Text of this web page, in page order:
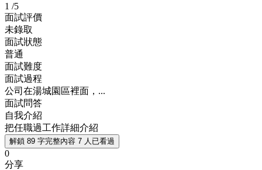
1 /5
面試評價
未錄取
面試狀態
普通
面試難度
面試過程
公司在湯城園區裡面，...
面試問答
自我介紹
把任職過工作詳細介紹
解鎖 89 字完整內容 7 人已看過
0
分享